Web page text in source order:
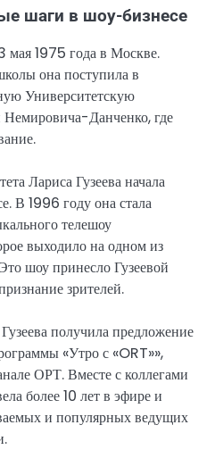
шаги в шоу-бизнесе
мая 1975 года в Москве.
она поступила в
Университетскую
Данченко, где
Лариса Гузеева начала
В 1996 году она стала
телешоу
выходило на одном из
шоу принесло Гузеевой
зрителей.
получила предложение
«Утро с «ORT»»,
ОРТ. Вместе с коллегами
более 10 лет в эфире и
и популярных ведущих